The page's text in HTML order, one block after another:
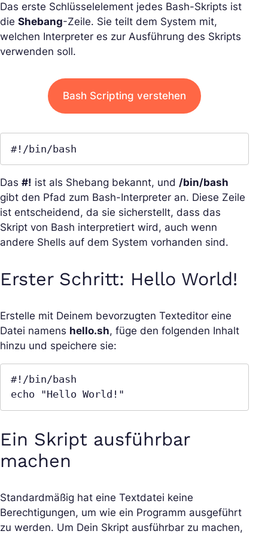
Das erste Schlüsselelement jedes Bash-Skripts ist
die Shebang-Zeile. Sie teilt dem System mit,
welchen Interpreter es zur Ausführung des Skripts
verwenden soll.
Bash Scripting verstehen
#!/bin/bash
Das #! ist als Shebang bekannt, und /bin/bash
gibt den Pfad zum Bash-Interpreter an. Diese Zeile
ist entscheidend, da sie sicherstellt, dass das
Skript von Bash interpretiert wird, auch wenn
andere Shells auf dem System vorhanden sind.
Erster Schritt: Hello World!
Erstelle mit Deinem bevorzugten Texteditor eine
Datei namens hello.sh, füge den folgenden Inhalt
hinzu und speichere sie:
#!/bin/bash
echo "Hello World!"
Ein Skript ausführbar
machen
Standardmäßig hat eine Textdatei keine
Berechtigungen, um wie ein Programm ausgeführt
zu werden. Um Dein Skript ausführbar zu machen,